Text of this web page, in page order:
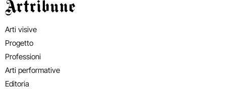
Artribune
Arti visive
Progetto
Professioni
Arti performative
Editoria